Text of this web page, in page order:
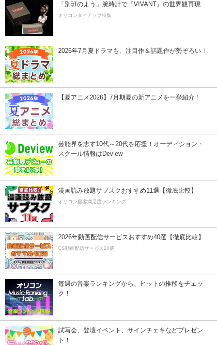
「別班のよう」腕時計で『VIVANT』の世界観再現
オリコンタイアップ特集
2026年7月夏ドラマも、注目作＆話題作が勢ぞろい！
【夏アニメ2026】7月期夏の新アニメを一挙紹介！
芸能界を志す10代～20代を応援！オーディション・
スクール情報はDeview
漫画読み放題サブスクおすすめ11選【徹底比較】
オリコン顧客満足度ランキング
2026年動画配信サービスおすすめ40選【徹底比較】
CS動画配信サービス20選
毎週の音楽ランキングから、ヒットの推移をチェッ
ク！
試写会、登壇イベント、サインチェキなどプレゼン
ト！